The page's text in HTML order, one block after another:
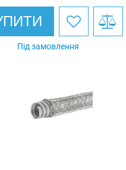
Під замовлення